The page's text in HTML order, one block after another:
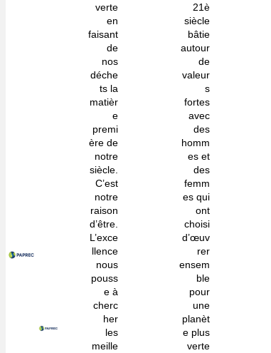
verte
en
faisant
de
nos
déche
ts la
matièr
e
premi
ère de
notre
siècle.
C’est
notre
raison
d’être.
L’exce
llence
nous
pouss
e à
cherc
her
les
meille
21è
siècle
bâtie
autour
de
valeur
s
fortes
avec
des
homm
es et
des
femm
es qui
ont
choisi
d’œuv
rer
ensem
ble
pour
une
planèt
e plus
verte